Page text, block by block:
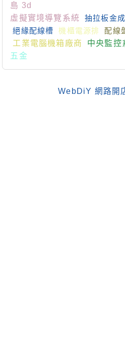
島 3d
虛擬實境導覽系統
抽拉板金
絕緣配線槽
機櫃電源排 配線
工業電腦機箱廠商
中央監控
五金
WebDiY 網路開